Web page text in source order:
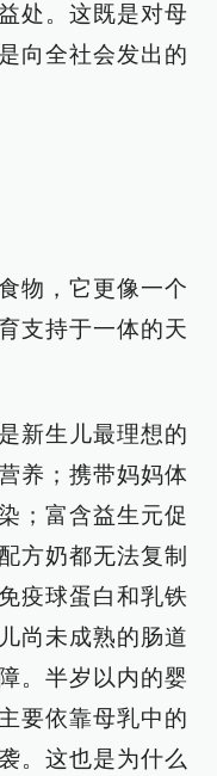
处。这既是对母
向全社会发出的
物，它更像一个
支持于一体的天
新生儿最理想的
养；携带妈妈体
；富含益生元促
方奶都无法复制
疫球蛋白和乳铁
尚未成熟的肠道
。半岁以内的婴
要依靠母乳中的
。这也是为什么